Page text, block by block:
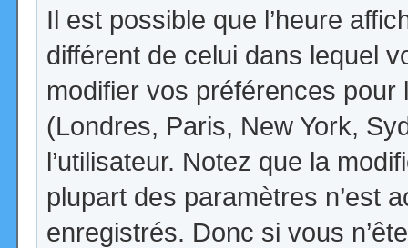
Il est possible que l’heure
différent de celui dans lequel
modifier vos préférences
(Londres, Paris, New York,
l’utilisateur. Notez que la
plupart des paramètres n’est
enregistrés. Donc si vous